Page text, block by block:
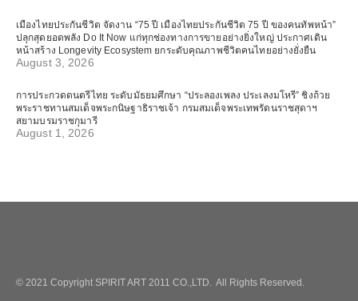
เมืองไทยประกันชีวิต จัดงาน “75 ปี เมืองไทยประกันชีวิต 75 ปี ของคนทัพหน้า”
ปลุกสุดยอดพลัง Do It Now แก่ทุกช่องทางการขายอย่างยิ่งใหญ่ ประกาศเดิน
หน้าสร้าง Longevity Ecosystem ยกระดับคุณภาพชีวิตคนไทยอย่างยั่งยืน
August 3, 2026
การประกวดดนตรีไทย ระดับมัธยมศึกษา “ประลองเพลง ประเลงมโหรี” ชิงถ้วย
พระราชทานสมเด็จพระกนิษฐาธิราชเจ้า กรมสมเด็จพระเทพรัตนราชสุดาฯ
สยามบรมราชกุมารี
August 1, 2026
© 2021 Copyright SPIRIT ART 2011 CO.,LTD. All Rights Reserved.